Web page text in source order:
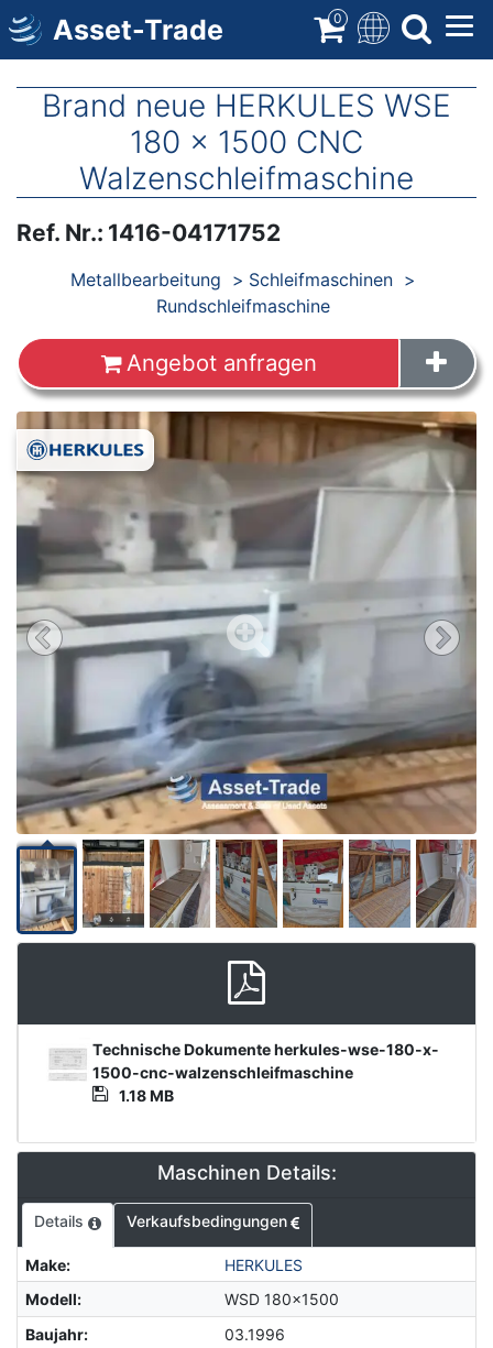
Direkt
zum
Inhalt
Asset-Trade 0
Brand neue HERKULES WSE
180 x 1500 CNC
Walzenschleifmaschine
Ref. Nr.: 1416-04171752
ProdukteMetallbearbeitung
Schleifmaschinen
Rundschleifmaschine
Angebot anfragen
Product
Document
Тechnische Dokumente herkules-wse-180-x-
1500-cnc-walzenschleifmaschine
1.18 MB
Maschinen Details:
Details Verkaufsbedingungen
Make:
HERKULES
Modell:
WSD 180x1500
Baujahr:
03.1996